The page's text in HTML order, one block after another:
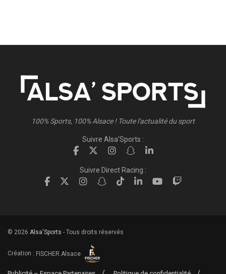
100% Sports, 100% Alsace ! Toute l'actualité du sport
Suivre Alsa'Sports :
Suivre Direct Racing :
© 2026 Alsa'Sports - Tous droits réservés
Création : FISCHER.Alsace